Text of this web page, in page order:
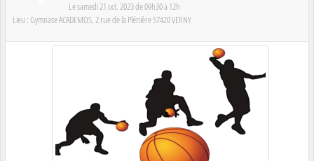
Lesamedi21oct. 2023de 09h30 à 12h
Lieu :Gymnase ACADEMOS, 2 rue de la Plénière57420VERNY